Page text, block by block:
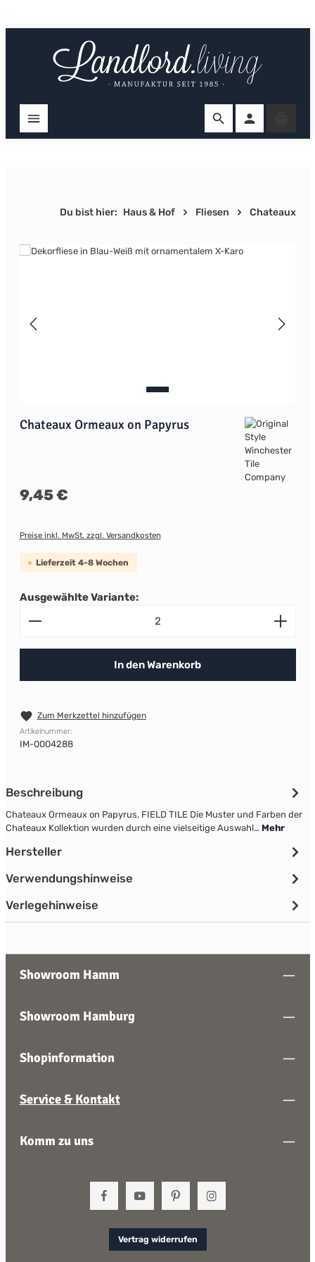
Du bist hier: Haus & Hof Fliesen Chateaux
Bildergalerie überspringen
Chateaux Ormeaux on Papyrus
Regulärer Preis:
9,45 €
Preise inkl. MwSt. zzgl. Versandkosten
Lieferzeit 4-8 Wochen
Ausgewählte Variante:
Produkt Anzahl: Gib den gewünschten Wert ein
In den Warenkorb
Zum Merkzettel hinzufügen
Artikelnummer:
IM-0004288
Beschreibung
Chateaux Ormeaux on Papyrus, FIELD TILE Die Muster und Farben der
Chateaux Kollektion wurden durch eine vielseitige Auswahl… Mehr
Hersteller
Verwendungshinweise
Verlegehinweise
Showroom Hamm
Showroom Hamburg
Shopinformation
Service & Kontakt
Komm zu uns
Vertrag widerrufen